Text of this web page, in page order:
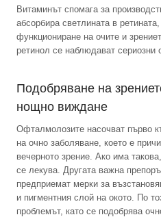
Витаминът спомага за
абсорбира светлината в
функциониране на очите и
ретинол се наблюдават сериозни
Подобряване на
нощно виждане
Офталмолозите насочват първо
на очно заболяване, което е
вечерното зрение. Ако има
се лекува. Другата важна
предприемат мерки за
и пигментния слой на окото. По
проблемът, като се подобрява